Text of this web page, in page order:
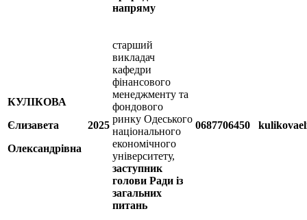
напряму
КУЛІКОВА
Єлизавета
Олександрівна
2025
старший
викладач
кафедри
фінансового
менеджменту та
фондового
ринку Одеського
національного
економічного
університету,
заступник
голови Ради із
загальних
питань
0687706450